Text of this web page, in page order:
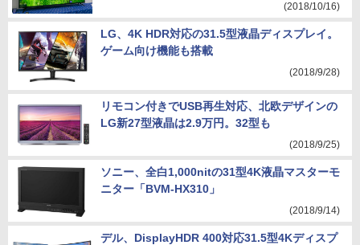
(2018/10/16)
LG、4K HDR対応の31.5型液晶ディスプレイ。
ゲーム向け機能も搭載
(2018/9/28)
リモコン付きでUSB再生対応、北欧デザインの
LG新27型液晶は2.9万円。32型も
(2018/9/25)
ソニー、全白1,000nitの31型4K液晶マスターモ
ニター「BVM-HX310」
(2018/9/14)
デル、DisplayHDR 400対応31.5型4Kディスプ